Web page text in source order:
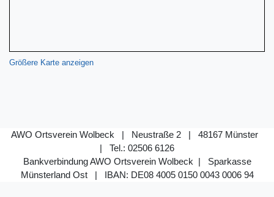
Größere Karte anzeigen
AWO Ortsverein Wolbeck | Neustraße 2 | 48167 Münster
| Tel.: 02506 6126
Bankverbindung AWO Ortsverein Wolbeck | Sparkasse
Münsterland Ost | IBAN: DE08 4005 0150 0043 0006 94